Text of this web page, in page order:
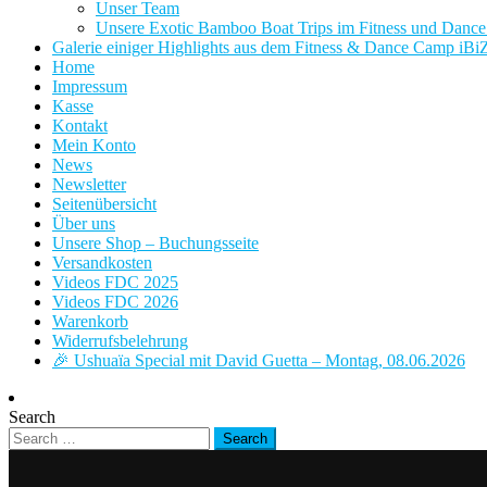
Unser Team
Unsere Exotic Bamboo Boat Trips im Fitness und
Galerie einiger Highlights aus dem Fitness & Dance Camp
Home
Impressum
Kasse
Kontakt
Mein Konto
News
Newsletter
Seitenübersicht
Über uns
Unsere Shop – Buchungsseite
Versandkosten
Videos FDC 2025
Videos FDC 2026
Warenkorb
Widerrufsbelehrung
🎉 Ushuaïa Special mit David Guetta – Montag, 08.06.2026
Search